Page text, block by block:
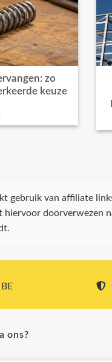
zo
keuze
gebruik van affiliate
doorverwezen
ons?